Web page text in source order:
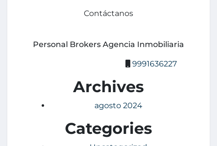
Contáctanos
Personal Brokers Agencia Inmobiliaria
9991636227
Archives
agosto 2024
Categories